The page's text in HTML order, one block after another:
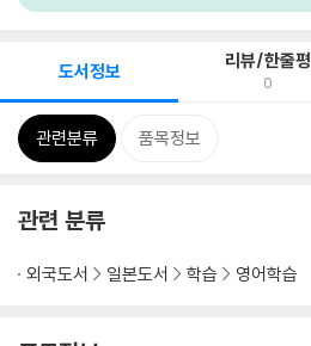
도서정보 리뷰/한줄평
0
관련분류 품목정보
관련 분류
외국도서 일본도서 학습 영어학습